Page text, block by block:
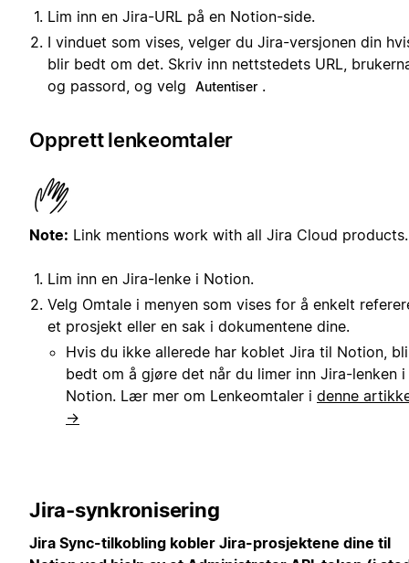
Lim inn en Jira-URL på en Notion-side.
I vinduet som vises, velger du Jira-versjonen din
blir bedt om det. Skriv inn nettstedets URL,
og passord, og velg
Autentiser .
Opprett lenkeomtaler
Note: Link mentions work with all Jira Cloud products.
Lim inn en Jira-lenke i Notion.
Velg Omtale i menyen som vises for å enkelt
et prosjekt eller en sak i dokumentene dine.
Hvis du ikke allerede har koblet Jira til Notion,
bedt om å gjøre det når du limer inn Jira-lenken i
Notion. Lær mer om Lenkeomtaler i denne
→
Jira-synkronisering
Jira Sync-tilkobling kobler Jira-prosjektene dine til